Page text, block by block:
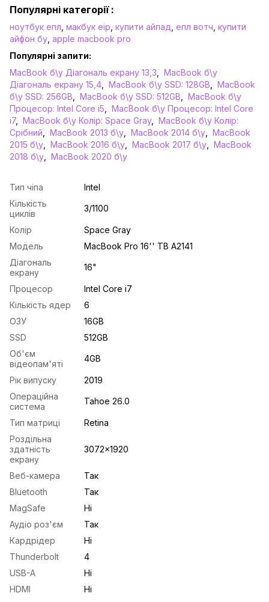
Популярні категорії :
ноутбук епл макбук еір купити айпад епл вотч купити
айфон бу apple macbook pro
Популярні запити:
MacBook б\у Діагональ екрану 13,3
MacBook б\у
Діагональ екрану 15,4
MacBook б\у SSD: 128GB
MacBook
б\у SSD: 256GB
MacBook б\у SSD: 512GB
MacBook б\у
Процесор: Intel Core i5
MacBook б\у Процесор: Intel Core
i7, MacBook б\у Колір: Space Gray, MacBook б\у Колір:
Срібний
MacBook 2013 б\у MacBook 2014 б\у
MacBook
2015 б\у
MacBook 2016 б\у MacBook 2017 б\у
MacBook
2018 б\у
MacBook 2020 б\у
Тип чіпа
Intel
Кількість
циклів
3/1100
Колір
Space Gray
Модель
MacBook Pro 16'' TB A2141
Діагональ
екрану
16"
Процесор
Intel Core i7
Кількість ядер
6
ОЗУ
16GB
SSD
512GB
Об'єм
відеопам'яті
4GB
Рік випуску
2019
Операційна
система
Tahoe 26.0
Тип матриці
Retina
Роздільна
здатність
екрану
3072×1920
Веб-камера
Так
Bluetooth
Так
MagSafe
Ні
Аудіо роз'єм
Так
Кардрідер
Ні
Thunderbolt
4
USB-A
Ні
HDMI
Ні